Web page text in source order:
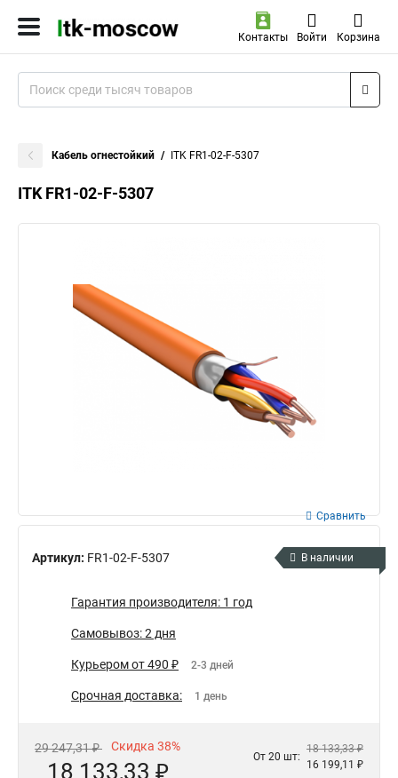
Контакты Войти Корзина
Кабель огнестойкий ITK FR1-02-F-5307
ITK FR1-02-F-5307
Артикул: FR1-02-F-5307
Сравнить
В наличии
Гарантия производителя: 1 год
Самовывоз: 2 дня
Курьером от 490 ₽ 2-3 дней
Срочная доставка: 1 день
29 247,31 ₽ Скидка 38%
18 133,33 ₽
От 20 шт:
18 133,33 ₽
16 199,11 ₽